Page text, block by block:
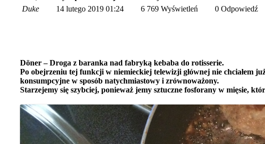
Duke
14 lutego 2019 01:24 6 769 Wyświetleń 0 Odpowiedź
Döner – Droga z baranka nad fabryką kebaba do rotisserie.
Po obejrzeniu tej funkcji w niemieckiej telewizji głównej nie chciałem
konsumpcyjne w sposób natychmiastowy i zrównoważony.
Starzejemy się szybciej, ponieważ jemy sztuczne fosforany w mięsie,